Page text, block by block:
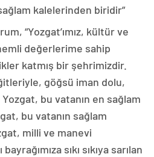
kalelerinden biridir”
“Yozgat’ımız, kültür ve
değerlerime sahip
katmış bir şehrimizdir.
göğsü iman dolu,
bu vatanın en sağlam
bu vatanın sağlam
milli ve manevi
sıkı sıkıya sarılan